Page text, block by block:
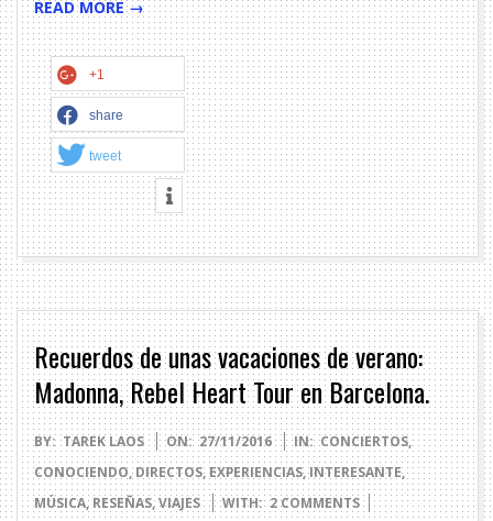
READ MORE →
+1
share
tweet
Recuerdos de unas vacaciones de verano:
Madonna, Rebel Heart Tour en Barcelona.
2016-
11-
27
BY: TAREK LAOS ON: 27/11/2016 IN: CONCIERTOS,
CONOCIENDO,DIRECTOS,EXPERIENCIAS,INTERESANTE,
MÚSICA, RESEÑAS,VIAJES WITH: 2 COMMENTS